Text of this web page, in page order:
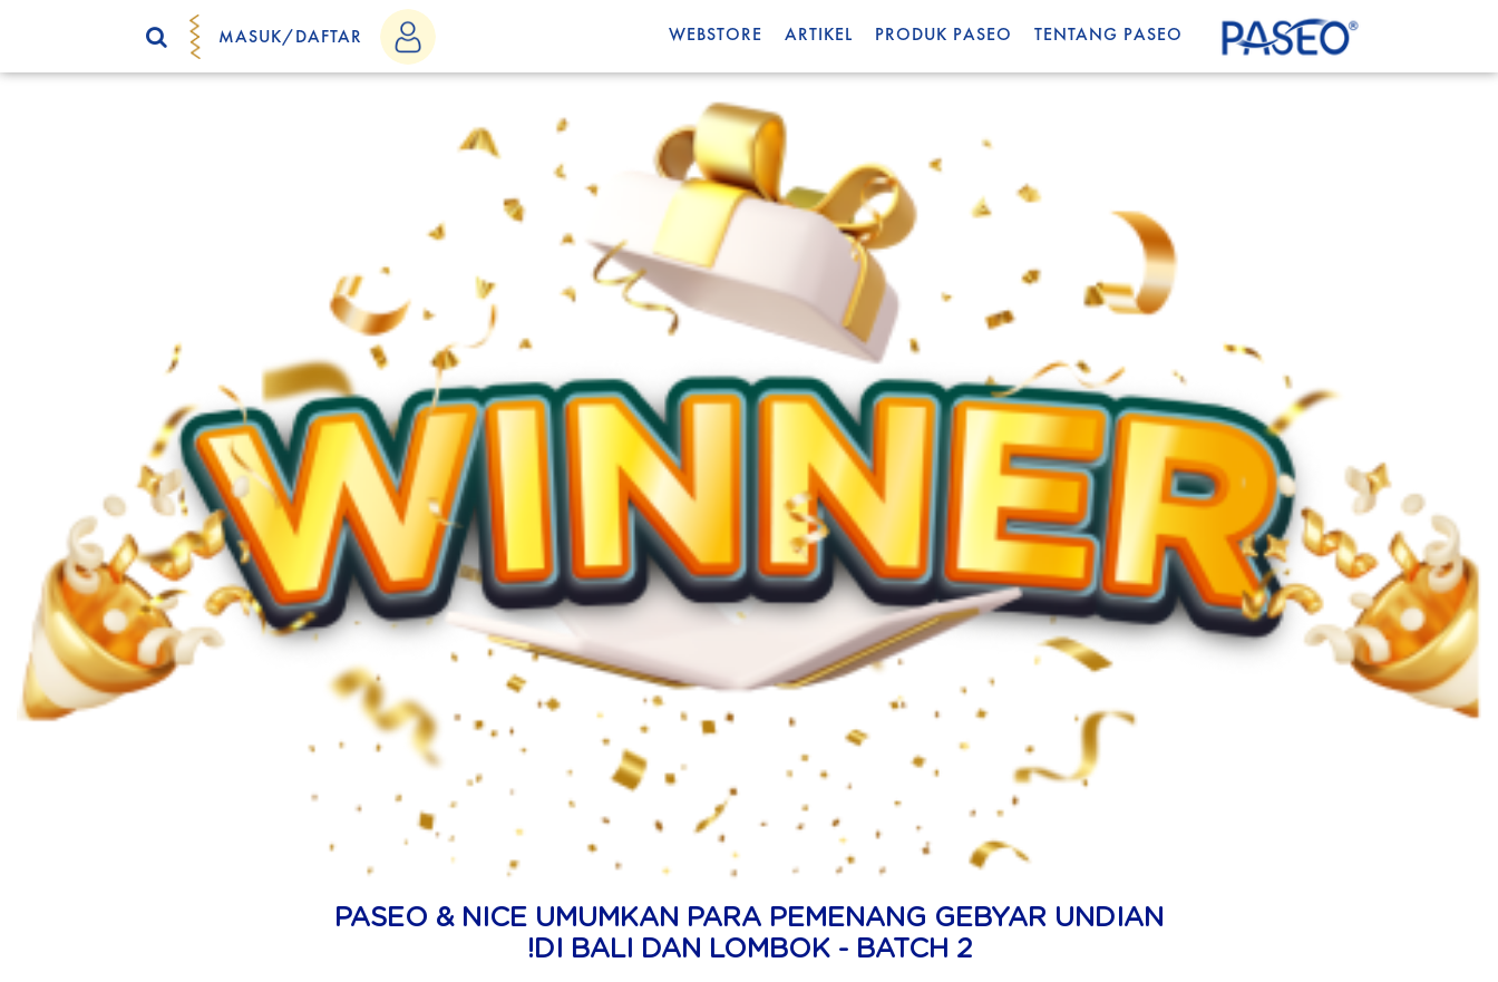
TENTANG PASEO
PRODUK PASEO
ARTIKEL
WEBSTORE
MASUK/DAFTAR
PASEO & NICE UMUMKAN PARA PEMENANG GEBYAR UNDIAN
DI BALI DAN LOMBOK - BATCH 2!